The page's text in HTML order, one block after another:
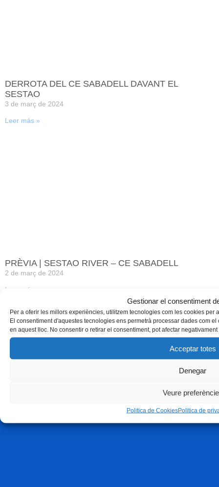
Gestionar el consentiment
Per a oferir les millors experiències, utilitzem tecnologies com les cookies
El consentiment d'aquestes tecnologies ens permetrà processar dades com
en aquest lloc. No consentir o retirar el consentiment, pot afectar
Acceptar totes
Denegar
Veure
Politica de CookiesPolitica de
DERROTA DEL CE SABADELL DAVANT EL
SESTAO
3 de març de 2024
Leer más »
PRÈVIA | SESTAO RIVER – CE SABADELL
2 de març de 2024
Leer más »